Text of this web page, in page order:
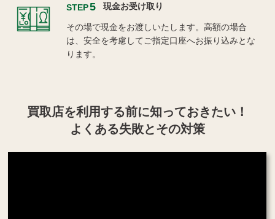
STEP5 現金お受け取り
その場で現金をお渡しいたします。高額の場合
は、安全を考慮してご指定口座へお振り込みとな
ります。
買取店を利用する前に知っておきたい！
よくある失敗とその対策